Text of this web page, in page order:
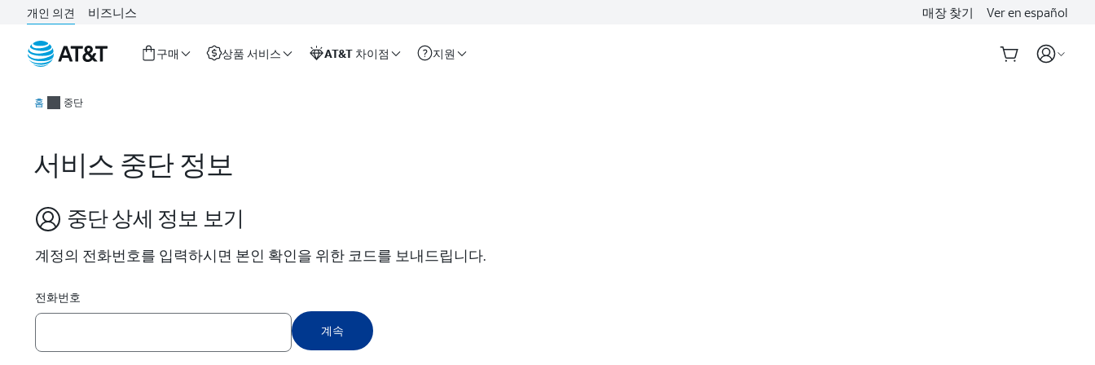
개인 의견 비즈니스 매장 찾기 Ver en español
구매 상품 서비스 AT&T 차이점 지원
홈 중단
서비스 중단 정보
중단 상세 정보 보기
계정의 전화번호를 입력하시면 본인 확인을 위한 코드를 보내드립니다.
전화번호
계속